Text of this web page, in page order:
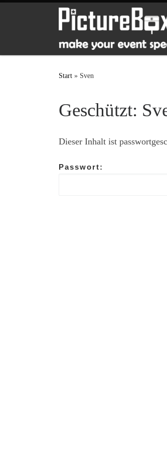
Zum Inhalt springen
Start » Sven
Geschützt:
Dieser Inhalt ist
Passwort: